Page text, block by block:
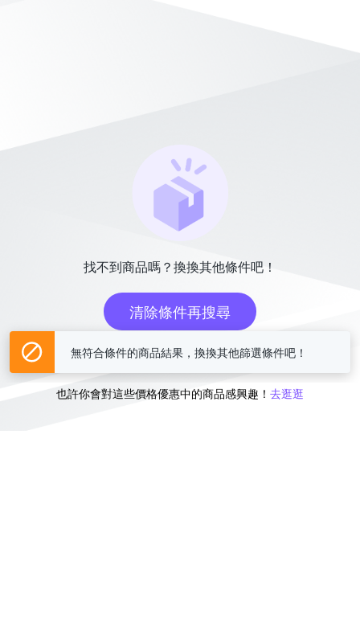
找不到商品嗎？換換其他條件吧！
清除條件再搜尋
或
也許你會對這些價格優惠中的商品感興趣！ 去逛逛
無符合條件的商品結果，換換其他篩選條件吧！